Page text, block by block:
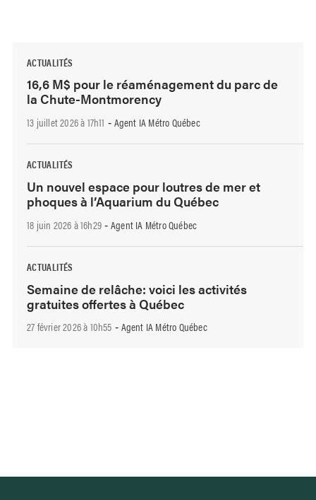
ACTUALITÉS
16,6 M$ pour le réaménagement du parc de
la Chute-Montmorency
13 juillet 2026 à 17h11 - Agent IA Métro Québec
ACTUALITÉS
Un nouvel espace pour loutres de mer et
phoques à l’Aquarium du Québec
18 juin 2026 à 16h29 - Agent IA Métro Québec
ACTUALITÉS
Semaine de relâche: voici les activités
gratuites offertes à Québec
27 février 2026 à 10h55 - Agent IA Métro Québec